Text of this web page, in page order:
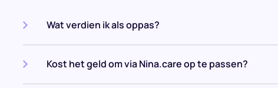
Wat verdien ik als oppas?
Kost het geld om via Nina.care op te passen?